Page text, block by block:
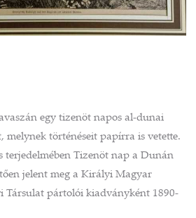
egy tizenöt napos al-dunai
melynek történéseit papírra is vetette.
terjedelmében Tizenöt nap a Dunán
jelent meg a Királyi Magyar
Társulat pártolói kiadványként 1890-